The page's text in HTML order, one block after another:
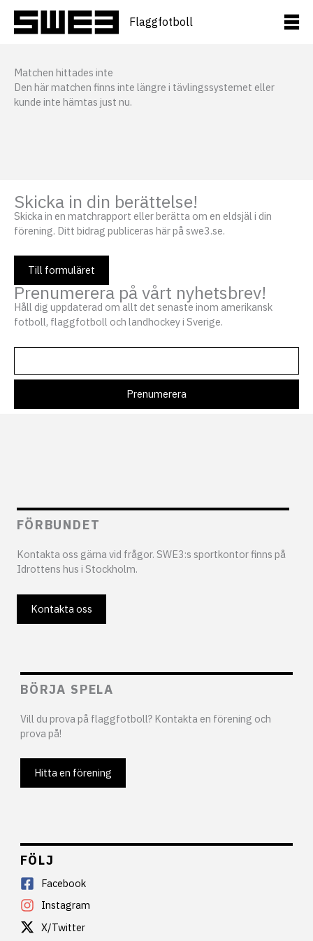
innehåll
Flaggfotboll
Matchen hittades inte
Den här matchen finns inte längre i tävlingssystemet eller
kunde inte hämtas just nu.
Skicka in din berättelse!
Skicka in en matchrapport eller berätta om en eldsjäl i din
förening. Ditt bidrag publiceras här på swe3.se.
Till formuläret
Prenumerera på vårt nyhetsbrev!
Håll dig uppdaterad om allt det senaste inom amerikansk
fotboll, flaggfotboll och landhockey i Sverige.
FÖRBUNDET
Kontakta oss gärna vid frågor. SWE3:s sportkontor finns på
Idrottens hus i Stockholm.
Kontakta oss
BÖRJA SPELA
Vill du prova på flaggfotboll? Kontakta en förening och
prova på!
Hitta en förening
FÖLJ
Facebook
Instagram
X/Twitter